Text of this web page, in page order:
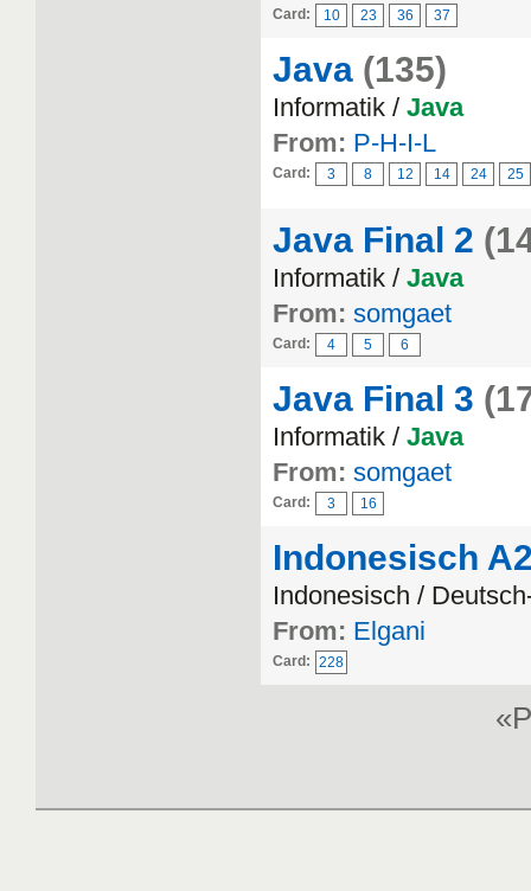
Card: 10 23 36 37
Java (135)
Informatik / Java
From: P-H-I-L
Card: 3 8 12 14 24 25
Java Final 2
Informatik / Java
From: somgaet
Card: 4 5 6
Java Final 3
Informatik / Java
From: somgaet
Card: 3 16
Indonesisch
Indonesisch /
From: Elgani
Card: 228